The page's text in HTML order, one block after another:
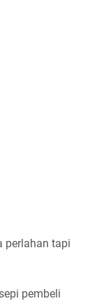
perlahan tapi
pembeli